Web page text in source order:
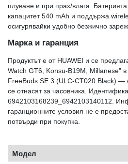
плуване и при прах/влага.
капацитет 540 mAh и поддържа
осигурявайки удобно безжично
Марка и гаранция
Продуктът е от HUAWEI и се
Watch GT6, Konsu-B19M, Millanese"
FreeBuds SE 3 (ULC-CT020 Black) —
се отнасят за часовника.
6942103168239_6942103140112.
гаранционните условия не е
потвърди при покупка.
Модел